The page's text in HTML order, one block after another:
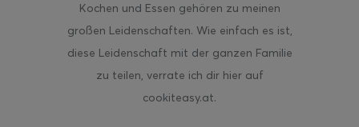
Kochen und Essen gehören zu meinen
großen Leidenschaften. Wie einfach es ist,
diese Leidenschaft mit der ganzen Familie
zu teilen, verrate ich dir hier auf
cookiteasy.at.